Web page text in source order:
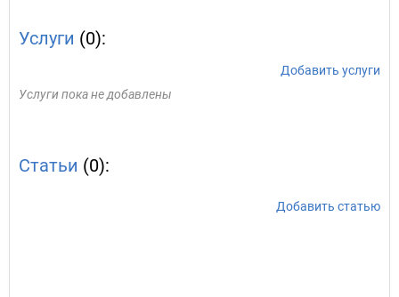
Услуги (0):
Добавить услуги
Услуги пока не добавлены
Статьи (0):
Добавить статью